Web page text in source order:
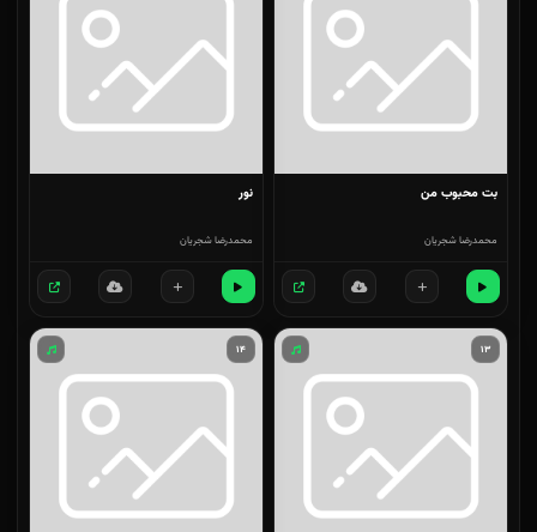
بت محبوب من
محمدرضا شجریان
نور
محمدرضا شجریان
۱۳ ۱۴